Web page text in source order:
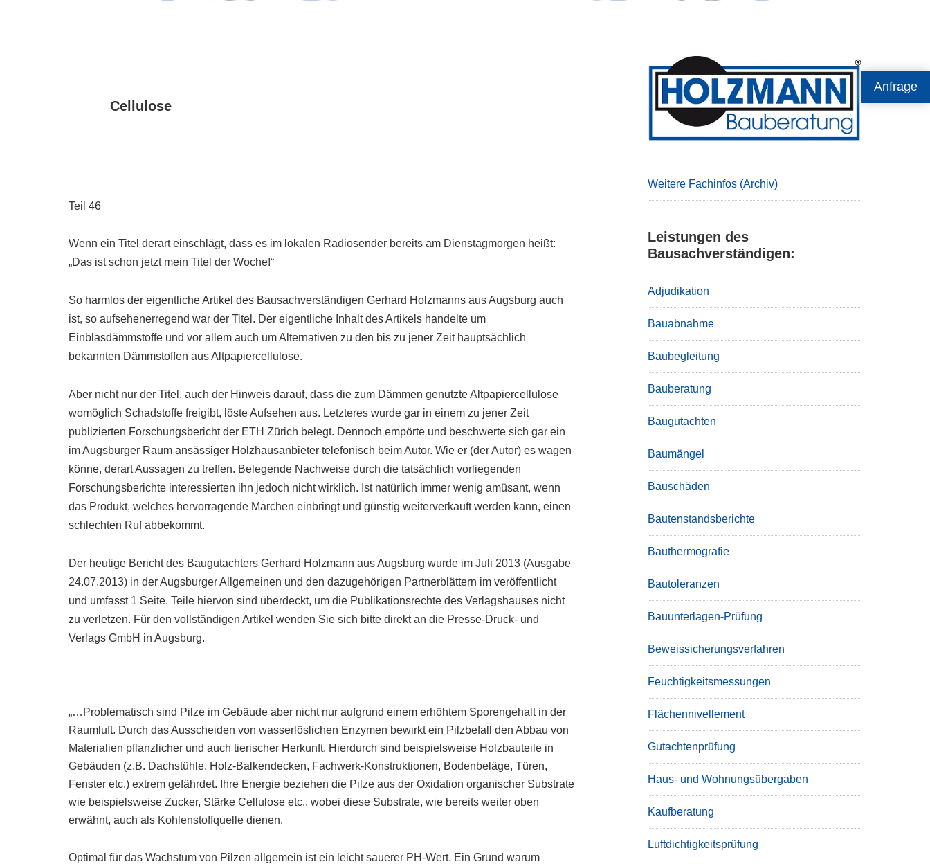
Anfrage
Cellulose
Teil 46
Wenn ein Titel derart einschlägt, dass es im lokalen Radiosender bereits am Dienstagmorgen heißt:
„Das ist schon jetzt mein Titel der Woche!“
So harmlos der eigentliche Artikel des Bausachverständigen Gerhard Holzmanns aus Augsburg auch
ist, so aufsehenerregend war der Titel. Der eigentliche Inhalt des Artikels handelte um
Einblasdämmstoffe und vor allem auch um Alternativen zu den bis zu jener Zeit hauptsächlich
bekannten Dämmstoffen aus Altpapiercellulose.
Aber nicht nur der Titel, auch der Hinweis darauf, dass die zum Dämmen genutzte Altpapiercellulose
womöglich Schadstoffe freigibt, löste Aufsehen aus. Letzteres wurde gar in einem zu jener Zeit
publizierten Forschungsbericht der ETH Zürich belegt. Dennoch empörte und beschwerte sich gar ein
im Augsburger Raum ansässiger Holzhausanbieter telefonisch beim Autor. Wie er (der Autor) es wagen
könne, derart Aussagen zu treffen. Belegende Nachweise durch die tatsächlich vorliegenden
Forschungsberichte interessierten ihn jedoch nicht wirklich. Ist natürlich immer wenig amüsant, wenn
das Produkt, welches hervorragende Marchen einbringt und günstig weiterverkauft werden kann, einen
schlechten Ruf abbekommt.
Der heutige Bericht des Baugutachters Gerhard Holzmann aus Augsburg wurde im Juli 2013 (Ausgabe
24.07.2013) in der Augsburger Allgemeinen und den dazugehörigen Partnerblättern im veröffentlicht
und umfasst 1 Seite. Teile hiervon sind überdeckt, um die Publikationsrechte des Verlagshauses nicht
zu verletzen. Für den vollständigen Artikel wenden Sie sich bitte direkt an die Presse-Druck- und
Verlags GmbH in Augsburg.
„…Problematisch sind Pilze im Gebäude aber nicht nur aufgrund einem erhöhtem Sporengehalt in der
Raumluft. Durch das Ausscheiden von wasserlöslichen Enzymen bewirkt ein Pilzbefall den Abbau von
Materialien pflanzlicher und auch tierischer Herkunft. Hierdurch sind beispielsweise Holzbauteile in
Gebäuden (z.B. Dachstühle, Holz-Balkendecken, Fachwerk-Konstruktionen, Bodenbeläge, Türen,
Fenster etc.) extrem gefährdet. Ihre Energie beziehen die Pilze aus der Oxidation organischer Substrate
wie beispielsweise Zucker, Stärke Cellulose etc., wobei diese Substrate, wie bereits weiter oben
erwähnt, auch als Kohlenstoffquelle dienen.
Optimal für das Wachstum von Pilzen allgemein ist ein leicht sauerer PH-Wert. Ein Grund warum
Primary
Sidebar
Weitere Fachinfos (Archiv)
Leistungen des
Bausachverständigen:
Adjudikation
Bauabnahme
Baubegleitung
Bauberatung
Baugutachten
Baumängel
Bauschäden
Bautenstandsberichte
Bauthermografie
Bautoleranzen
Bauunterlagen-Prüfung
Beweissicherungsverfahren
Feuchtigkeitsmessungen
Flächennivellement
Gutachtenprüfung
Haus- und Wohnungsübergaben
Kaufberatung
Luftdichtigkeitsprüfung